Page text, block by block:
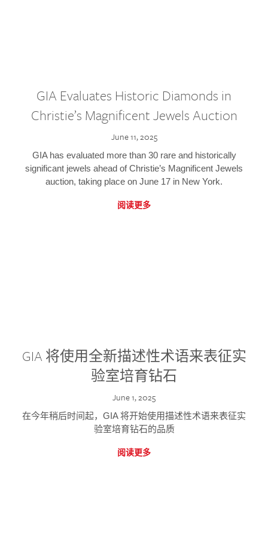
GIA Evaluates Historic Diamonds in
Christie’s Magnificent Jewels Auction
June 11, 2025
GIA has evaluated more than 30 rare and historically
significant jewels ahead of Christie’s Magnificent Jewels
auction, taking place on June 17 in New York.
阅读更多
GIA 将使用全新描述性术语来表征实
验室培育钻石
June 1, 2025
在今年稍后时间起，GIA 将开始使用描述性术语来表征实
验室培育钻石的品质
阅读更多